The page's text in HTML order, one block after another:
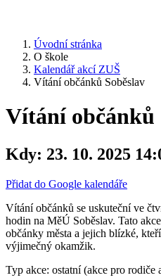
Úvodní stránka
O škole
Kalendář akcí ZUŠ
Vítání občánků Soběslav
Vítání občánků
Kdy: 23. 10. 2025
Přidat do Google kalendáře
Vítání občánků se uskuteční ve
hodin na MěÚ Soběslav. Tato
občánky města a jejich blízké,
výjimečný okamžik.
Typ akce: ostatní (akce pro rodiče